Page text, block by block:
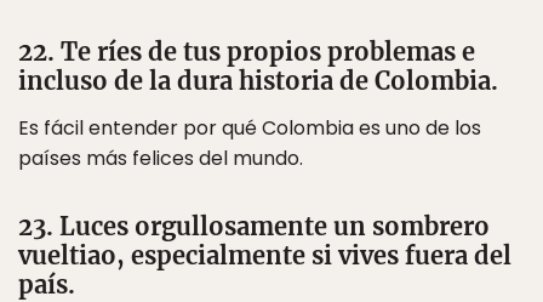
22. Te ríes de tus propios problemas e
incluso de la dura historia de Colombia.
Es fácil entender por qué Colombia es uno de los
países más felices del mundo.
23. Luces orgullosamente un sombrero
vueltiao, especialmente si vives fuera del
país.